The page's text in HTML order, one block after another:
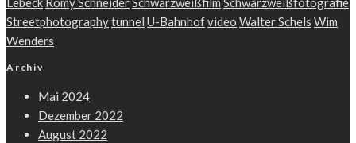
Streetphotographytunnel U-Bahnhofvideo Walter Schels Wim
Wenders
Archiv
Mai 2024
Dezember 2022
August 2022